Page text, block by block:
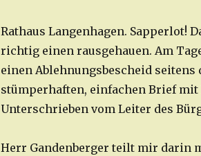
Rathaus Langenhagen. Sapperlot!
richtig einen rausgehauen. Am
einen Ablehnungsbescheid seitens
stümperhaften, einfachen Brief mit
Unterschrieben vom Leiter des
Herr Gandenberger teilt mir darin